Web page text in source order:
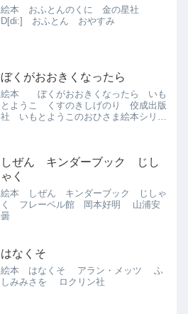
絵本 おふとんのくに 金の星社
D[di:] おふとん おやすみ
ぼくがおおきくなったら
絵本 ぼくがおおきくなったら いも
とようこ くすのきしげのり 佼成出版
社 いもとようこのおひさま絵本シリー
しぜん キンダーブック じし
ゃく
絵本 しぜん キンダーブック じしゃ
く フレーベル館 岡本好明 山浦安
曇
はなくそ
絵本 はなくそ アラン・メッツ ふ
しみみさを ロクリン社